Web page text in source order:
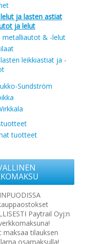
ja lasten astiat
ja lelut
metalliautot & -lelut
leikkiastiat ja -
Sundström
tuotteet
Paytrail Oyj:n
maksaa tilauksen
osamaksulla!